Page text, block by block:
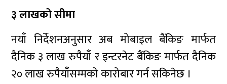
३ लाखको सीमा
नयाँ निर्देशनअनुसार अब मोबाइल बैंकिङ मार्फत
दैनिक ३ लाख रुपैयाँ र इन्टरनेट बैंकिङ मार्फत दैनिक
२० लाख रुपैयाँसम्मको कारोबार गर्न सकिनेछ ।